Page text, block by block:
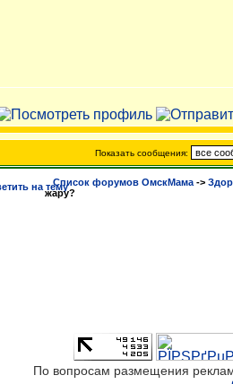
Показать сообщения:
Список форумов ОмскМама ->
жару?
По вопросам размещения